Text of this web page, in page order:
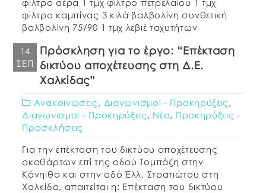
φίλτρο αέρα 1 τμχ φίλτρο πετρελαίου 1 τμχ
φίλτρο καμπίνας 3 κιλά βαλβολίνη συνθετική
βαλβολίνη 75/90 1 τμχ λεβιέ ταχυτήτων
[…]
14
ΣΕΠ
Πρόσκληση για το έργο: “Επέκταση
δικτύου αποχέτευσης στη Δ.Ε.
Χαλκίδας”
Ανακοινώσεις , Διαγωνισμοί - Προκηρύξεις ,
Διαγωνισμοί - Προκηρύξεις , Νέα, Προκηρύξεις -
Προσκλήσεις
Για την επέκταση του δικτύου αποχέτευσης
ακαθάρτων επί της οδού Τομπάζη στην
Κάνηιθο και στην οδό Έλλ. Στρατιώτου στη
Χαλκίδα, απαιτείται η: Επέκταση του δικτύου